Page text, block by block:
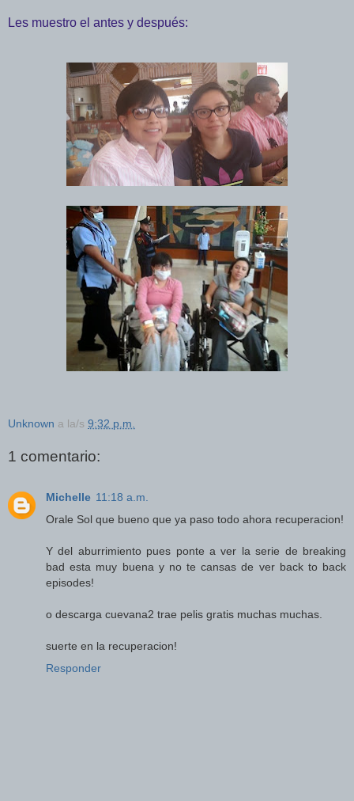
Les muestro el antes y después:
Unknown a la/s 9:32 p.m.
1 comentario:
Michelle 11:18 a.m.
Orale Sol que bueno que ya paso todo ahora recuperacion!
Y del aburrimiento pues ponte a ver la serie de breaking
bad esta muy buena y no te cansas de ver back to back
episodes!
o descarga cuevana2 trae pelis gratis muchas muchas.
suerte en la recuperacion!
Responder